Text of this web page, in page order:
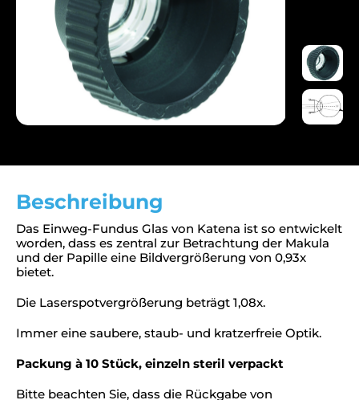
Beschreibung
Das Einweg-Fundus Glas von Katena ist so entwickelt
worden, dass es zentral zur Betrachtung der Makula
und der Papille eine Bildvergrößerung von 0,93x
bietet.
Die Laserspotvergrößerung beträgt 1,08x.
Immer eine saubere, staub- und kratzerfreie Optik.
Packung à 10 Stück, einzeln steril verpackt
Bitte beachten Sie, dass die Rückgabe von